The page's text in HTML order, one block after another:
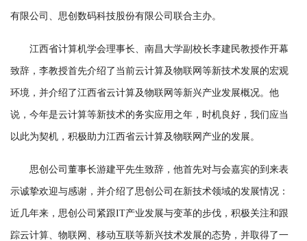
有限公司、思创数码科技股份有限公司联合主办。
江西省计算机学会理事长、南昌大学副校长李建民教授作开幕
致辞，李教授首先介绍了当前云计算及物联网等新技术发展的宏观
环境，并介绍了江西省云计算及物联网等新兴产业发展概况。他
说，今年是云计算等新技术的务实应用之年，时机良好，我们应当
以此为契机，积极助力江西省云计算及物联网产业的发展。
思创公司董事长游建平先生致辞，他首先对与会嘉宾的到来表
示诚挚欢迎与感谢，并介绍了思创公司在新技术领域的发展情况：
近几年来，思创公司紧跟IT产业发展与变革的步伐，积极关注和跟
踪云计算、物联网、移动互联等新兴技术发展的态势，并取得了一